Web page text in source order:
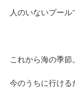
人のいないプール
これから海の季節
今のうちに行ける